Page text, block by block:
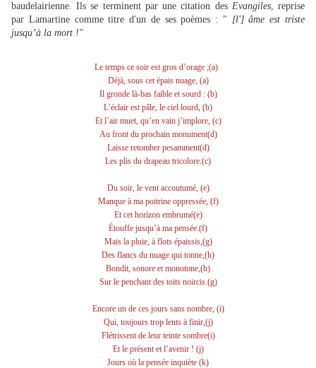
baudelairienne. Ils se terminent par une citation des Evangiles, reprise
par Lamartine comme titre d'un de ses poèmes : " [l']âme est triste
jusqu’à la mort !"
Le temps ce soir est gros d’orage ;(a)
Déjà, sous cet épais nuage, (a)
Il gronde là-bas faible et sourd : (b)
L’éclair est pâle, le ciel lourd, (b)
Et l’air muet, qu’en vain j’implore, (c)
Au front du prochain monument(d)
Laisse retomber pesamment(d)
Les plis du drapeau tricolore.(c)
Du soir, le vent accoutumé, (e)
Manque à ma poitrine oppressée, (f)
Et cet horizon embrumé(e)
Étouffe jusqu’à ma pensée.(f)
Mais la pluie, à flots épaissis,(g)
Des flancs du nuage qui tonne,(h)
Bondit, sonore et monotone,(h)
Sur le penchant des toits noircis.(g)
Encore un de ces jours sans nombre, (i)
Qui, toujours trop lents à finir,(j)
Flétrissent de leur teinte sombre(i)
Et le présent et l’avenir ! (j)
Jours où la pensée inquiète (k)